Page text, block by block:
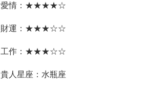
愛情：★★★★☆
財運：★★★☆☆
工作：★★★☆☆
貴人星座：水瓶座